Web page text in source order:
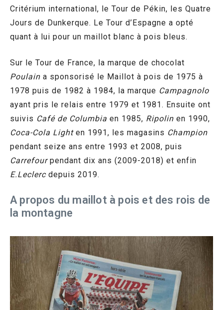
Critérium international, le Tour de Pékin, les Quatre
Jours de Dunkerque. Le Tour d’Espagne a opté
quant à lui pour un maillot blanc à pois bleus.
Sur le Tour de France, la marque de chocolat
Poulain a sponsorisé le Maillot à pois de 1975 à
1978 puis de 1982 à 1984, la marque Campagnolo
ayant pris le relais entre 1979 et 1981. Ensuite ont
suivis Café de Columbia en 1985, Ripolin en 1990,
Coca-Cola Lighten 1991, les magasins Champion
pendant seize ans entre 1993 et 2008, puis
Carrefourpendant dix ans (2009-2018) et enfin
E.Leclercdepuis 2019.
A propos du maillot à pois et des rois de
la montagne